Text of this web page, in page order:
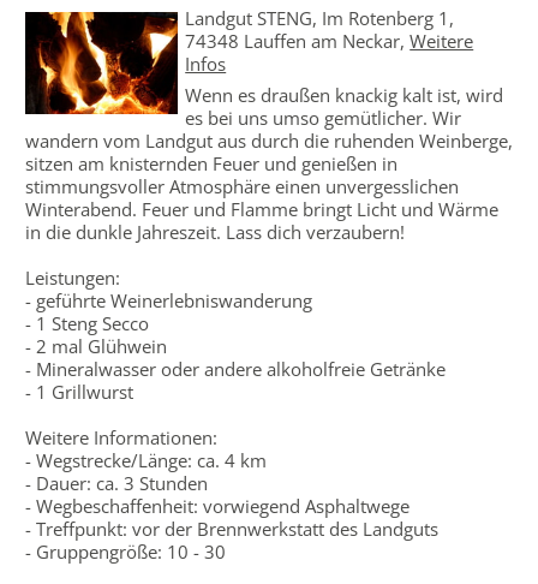
Landgut STENG, Im Rotenberg 1,
74348 Lauffen am Neckar,Weitere
Infos
Wenn es draußen knackig kalt ist, wird
es bei uns umso gemütlicher. Wir
wandern vom Landgut aus durch die ruhenden Weinberge,
sitzen am knisternden Feuer und genießen in
stimmungsvoller Atmosphäre einen unvergesslichen
Winterabend. Feuer und Flamme bringt Licht und Wärme
in die dunkle Jahreszeit. Lass dich verzaubern!
Leistungen:
- geführte Weinerlebniswanderung
- 1 Steng Secco
- 2 mal Glühwein
- Mineralwasser oder andere alkoholfreie Getränke
- 1 Grillwurst
Weitere Informationen:
- Wegstrecke/Länge: ca. 4 km
- Dauer: ca. 3 Stunden
- Wegbeschaffenheit: vorwiegend Asphaltwege
- Treffpunkt: vor der Brennwerkstatt des Landguts
- Gruppengröße: 10 - 30